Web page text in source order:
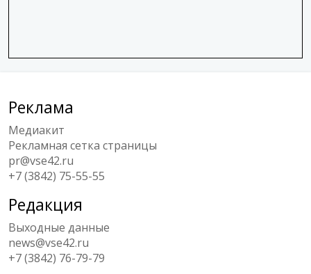
Реклама
Медиакит
Рекламная сетка страницы
pr@vse42.ru
+7 (3842) 75-55-55
Редакция
Выходные данные
news@vse42.ru
+7 (3842) 76-79-79